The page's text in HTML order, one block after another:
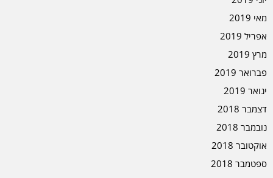
מאי 2019
אפריל 2019
מרץ 2019
פברואר 2019
ינואר 2019
דצמבר 2018
נובמבר 2018
אוקטובר 2018
ספטמבר 2018